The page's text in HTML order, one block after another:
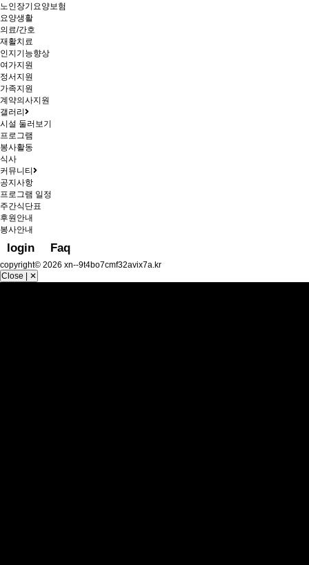
노인장기요양보험
요양생활
의료/간호
재활치료
인지기능향상
여가지원
정서지원
가족지원
계약의사지원
갤러리
시설 둘러보기
프로그램
봉사활동
식사
커뮤니티
공지사항
프로그램 일정
주간식단표
후원안내
봉사안내
login Faq
copyright© 2026 xn--9t4bo7cmf32avix7a.kr
Close | ✕